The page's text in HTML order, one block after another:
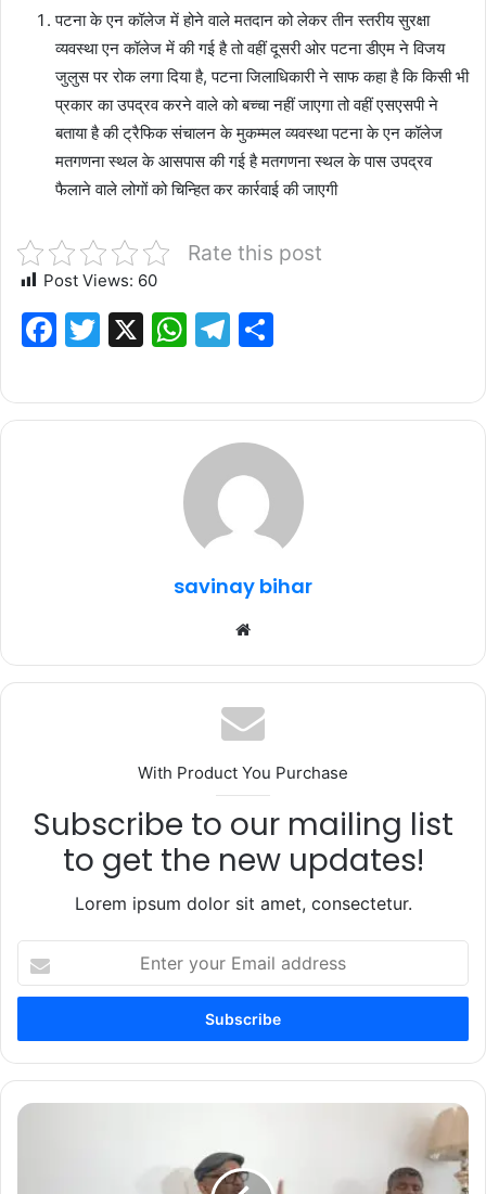
पटना के एन कॉलेज में होने वाले मतदान को लेकर तीन स्तरीय सुरक्षा
व्यवस्था एन कॉलेज में की गई है तो वहीं दूसरी ओर पटना डीएम ने विजय
जुलुस पर रोक लगा दिया है, पटना जिलाधिकारी ने साफ कहा है कि किसी भी
प्रकार का उपद्रव करने वाले को बच्चा नहीं जाएगा तो वहीं एसएसपी ने
बताया है की ट्रैफिक संचालन के मुकम्मल व्यवस्था पटना के एन कॉलेज
मतगणना स्थल के आसपास की गई है मतगणना स्थल के पास उपद्रव
फैलाने वाले लोगों को चिन्हित कर कार्रवाई की जाएगी
Rate this post
Post Views: 60
F
c
e
T
it
te
X
W
at
s
A
p
T
e
g
ra
ar
e
savinay bihar
With Product You Purchase
Subscribe to our mailing list
to get the new updates!
Lorem ipsum dolor sit amet, consectetur.
your
Email